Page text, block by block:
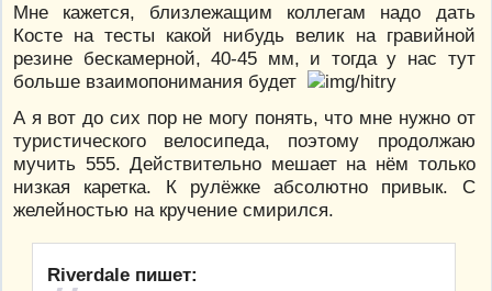
Мне кажется, близлежащим коллегам надо дать
Косте на тесты какой нибудь велик на гравийной
резине бескамерной, 40-45 мм, и тогда у нас тут
больше взаимопонимания будет
А я вот до сих пор не могу понять, что мне нужно от
туристического велосипеда, поэтому продолжаю
мучить 555. Действительно мешает на нём только
низкая каретка. К рулёжке абсолютно привык. С
желейностью на кручение смирился.
Riverdale пишет: